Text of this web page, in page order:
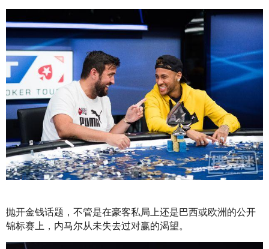
抛开金钱话题，不管是在豪客私局上还是巴西或欧洲的公开
锦标赛上，内马尔从未失去过对赢的渴望。